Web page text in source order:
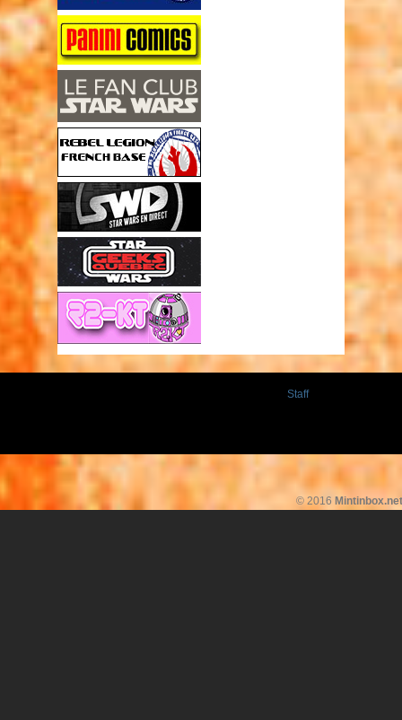
Staff
© 2016 Mintinbox.net